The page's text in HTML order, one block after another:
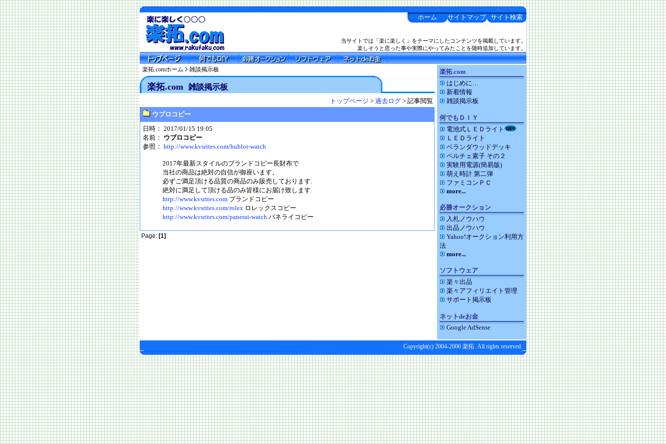
ホーム サイトマップ サイト検索
当サイトでは「楽に楽しく」をテーマにしたコンテンツを掲載しています。
楽しそうと思った事や実際にやってみたことを随時追加しています。
楽拓.comホーム 雑談掲示板
楽拓.com 雑談掲示板
トップページ > 過去ログ > 記事閲覧
ウブロコピー
日時： 2017/01/15 19:05
名前： ウブロコピー
参照： http://www.kvsrites.com/hublot-watch
2017年最新スタイルのブランドコピー長財布で
当社の商品は絶対の自信が御座います。
必ずご満足頂ける品質の商品のみ販売しております.
絶対に満足して頂ける品のみ皆様にお届け致します.
http://www.kvsrites.com ブランドコピー
http://www.kvsrites.com/rolex ロレックスコピー
http://www.kvsrites.com/panerai-watch パネライコピー
Page: [1]
楽拓.com
はじめに…
新着情報
雑談掲示板
何でもＤＩＹ
電池式ＬＥＤライト
ＬＥＤライト
ベランダウッドデッキ
ペルチェ素子 その２
実験用電源(簡易版)
萌え時計 第二弾
ファミコンＰＣ
more...
必勝オークション
入札ノウハウ
出品ノウハウ
Yahoo!オークション利用方
法
more...
ソフトウェア
楽々出品
楽々アフィリエイト管理
サポート掲示板
ネットdeお金
Google AdSense
Copyright(c) 2004-2006 楽拓. All rights reserved.